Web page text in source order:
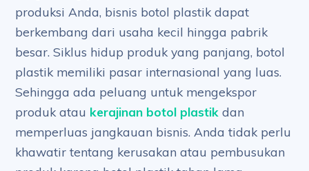
produksi Anda, bisnis botol plastik dapat
berkembang dari usaha kecil hingga pabrik
besar. Siklus hidup produk yang panjang, botol
plastik memiliki pasar internasional yang luas.
Sehingga ada peluang untuk mengekspor
produk atau kerajinan botol plastik dan
memperluas jangkauan bisnis. Anda tidak perlu
khawatir tentang kerusakan atau pembusukan